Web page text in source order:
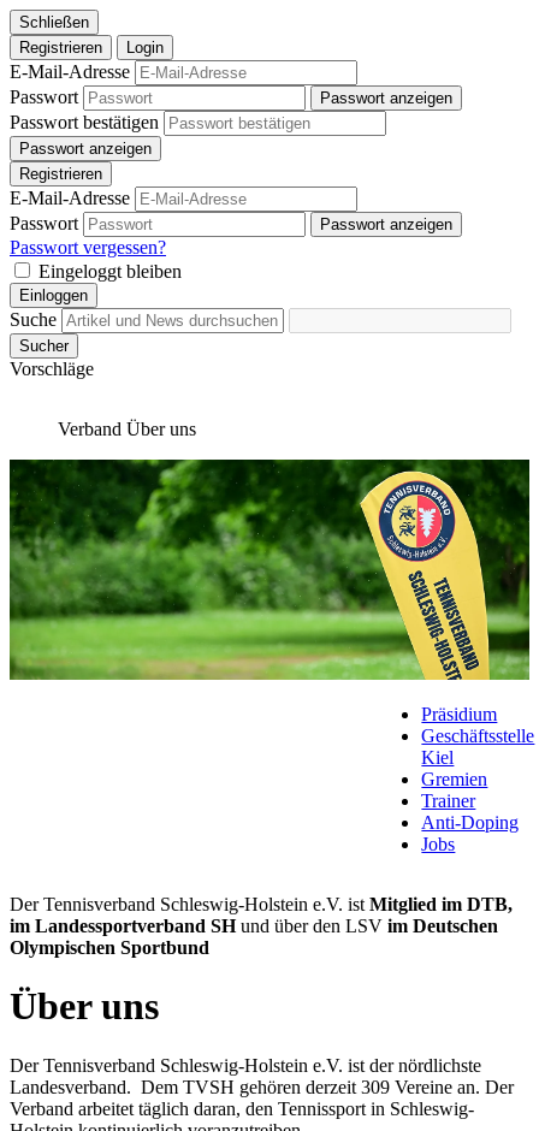
Schließen
Registrieren
Login
E-Mail-Adresse
Passwort
Passwort anzeigen
Passwort bestätigen
Passwort anzeigen
Registrieren
E-Mail-Adresse
Passwort
Passwort anzeigen
Passwort vergessen?
Eingeloggt bleiben
Einloggen
Suche
Sucher
Vorschläge
Verband Über uns
Präsidium
Geschäftsstelle
Kiel
Gremien
Trainer
Anti-Doping
Jobs
Der Tennisverband Schleswig-Holstein e.V. ist Mitglied im DTB,
im Landessportverband SHund über den LSV im Deutschen
Olympischen Sportbund
Über uns
Der Tennisverband Schleswig-Holstein e.V. ist der nördlichste
Landesverband. Dem TVSH gehören derzeit 309 Vereine an. Der
Verband arbeitet täglich daran, den Tennissport in Schleswig-